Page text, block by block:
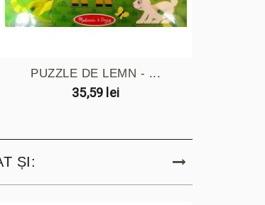
PUZZLE DE LEMN - ...
35,59 lei
ȘI: